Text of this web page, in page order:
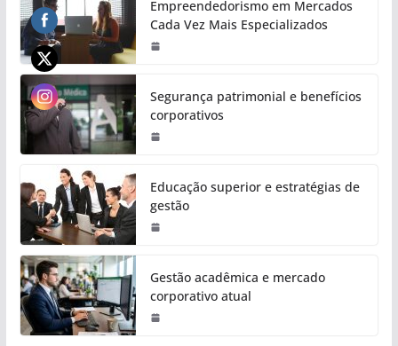
Empreendedorismo em Mercados
Cada Vez Mais Especializados
Segurança patrimonial e benefícios
corporativos
Educação superior e estratégias de
gestão
Gestão acadêmica e mercado
corporativo atual